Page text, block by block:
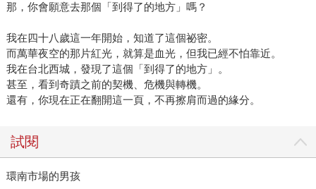
那，你會願意去那個「到得了的地方」嗎？
我在四十八歲這一年開始，知道了這個祕密。
而萬華夜空的那片紅光，就算是血光，但我已經不怕靠近。
我在台北西城，發現了這個「到得了的地方」。
甚至，看到奇蹟之前的契機、危機與轉機。
還有，你現在正在翻開這一頁，不再擦肩而過的緣分。
試閱
環南市場的男孩